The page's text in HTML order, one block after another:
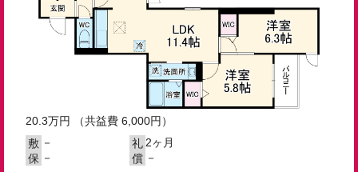
20.3万円
（共益費 6,000円）
敷 － 礼2ヶ月
保 － 償 －